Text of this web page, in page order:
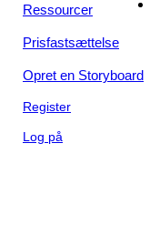
Ressourcer
Prisfastsættelse
Opret en Storyboard
Register
Log på